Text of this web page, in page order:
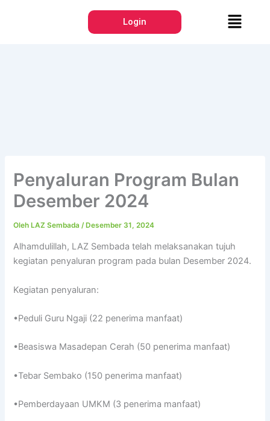
Login Menu
Penyaluran Program Bulan
Desember 2024
OlehLAZ Sembada/Desember 31, 2024
Alhamdulillah, LAZ Sembada telah melaksanakan tujuh
kegiatan penyaluran program pada bulan Desember 2024.
Kegiatan penyaluran:
•Peduli Guru Ngaji (22 penerima manfaat)
•Beasiswa Masadepan Cerah (50 penerima manfaat)
•Tebar Sembako (150 penerima manfaat)
•Pemberdayaan UMKM (3 penerima manfaat)